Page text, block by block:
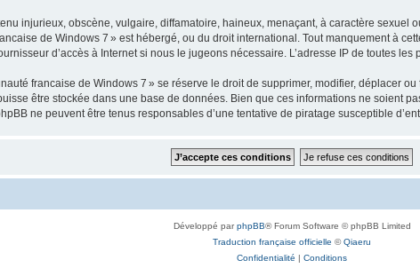
injurieux, obscène, vulgaire, diffamatoire, haineux, menaçant, à caractère sexuel
de Windows 7 » est hébergé, ou du droit international. Tout manquement à
d’accès à Internet si nous le jugeons nécessaire. L’adresse IP de toutes
francaise de Windows 7 » se réserve le droit de supprimer, modifier, déplacer
être stockée dans une base de données. Bien que ces informations ne soient
ne peuvent être tenus responsables d’une tentative de piratage susceptible
Développé parphpBB® Forum Software © phpBB Limited
Traduction française officielle ©Qiaeru
Confidentialité | Conditions